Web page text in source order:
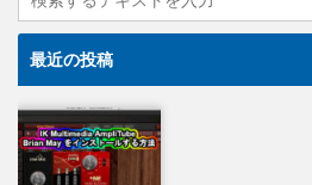
最近の投稿